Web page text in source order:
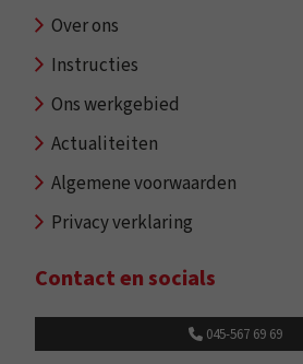
Over ons
Instructies
Ons werkgebied
Actualiteiten
Algemene voorwaarden
Privacy verklaring
Contact en socials
045-567 69 69